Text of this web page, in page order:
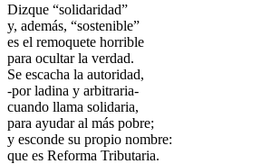
Dizque “solidaridad”
y, además, “sostenible”
es el remoquete horrible
para ocultar la verdad.
Se escacha la autoridad,
-por ladina y arbitraria-
cuando llama solidaria,
para ayudar al más pobre;
y esconde su propio nombre:
que es Reforma Tributaria.